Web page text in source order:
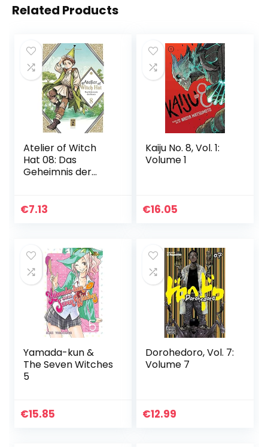
Related Products
Atelier of Witch
Hat 08: Das
Geheimnis der
€7.13
Kaiju No. 8, Vol. 1:
Volume 1
€16.05
Yamada-kun &
The Seven Witches
5
€15.85
Dorohedoro, Vol. 7:
Volume 7
€12.99